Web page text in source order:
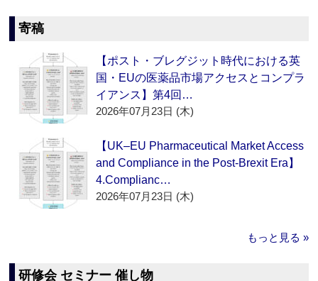
寄稿
【ポスト・ブレグジット時代における英
国・EUの医薬品市場アクセスとコンプラ
イアンス】第4回…
2026年07月23日 (木)
【UK–EU Pharmaceutical Market Access
and Compliance in the Post-Brexit Era】
4.Complianc…
2026年07月23日 (木)
もっと見る »
研修会 セミナー 催し物